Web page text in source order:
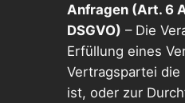
Anfragen (Art. 6
DSGVO) – Die
Erfüllung eines
Vertragspartei
ist, oder zur